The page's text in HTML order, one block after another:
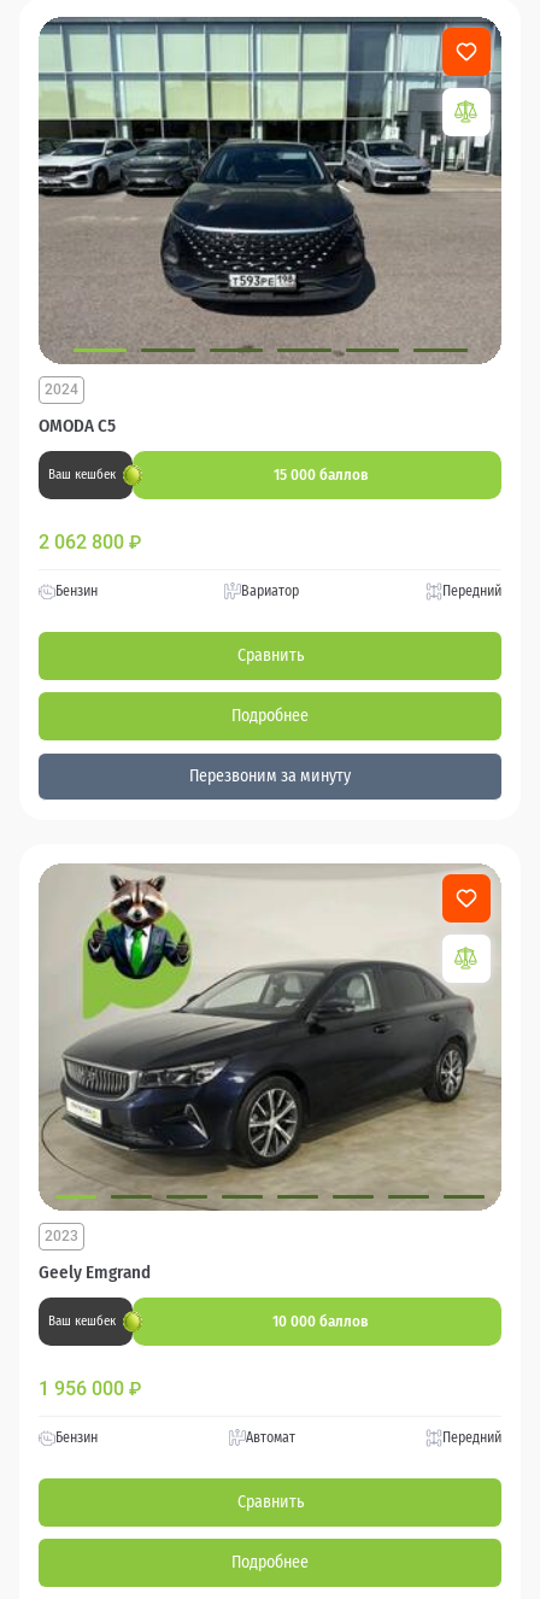
OMODA C5
2024
Ваш кешбек 15 000 баллов
2 062 800 ₽
Бензин Вариатор Передний
Сравнить
Подробнее
Перезвоним за минуту
Geely Emgrand
2023
Ваш кешбек 10 000 баллов
1 956 000 ₽
Бензин Автомат Передний
Сравнить
Подробнее